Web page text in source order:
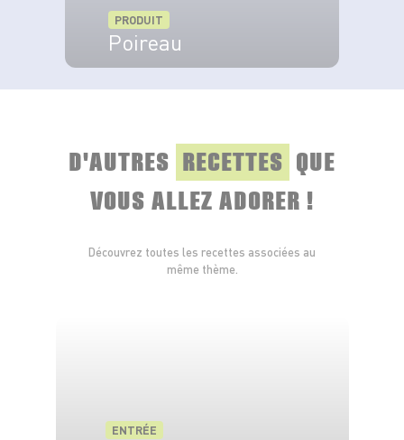
PRODUIT
Poireau
D'AUTRES RECETTES QUE
VOUS ALLEZ ADORER !
Découvrez toutes les recettes associées au
même thème.
ENTRÉE